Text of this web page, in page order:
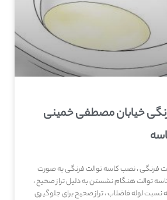
خیابان مصطفی خمینی
فرنگی ، نصب کاسه توالت فرنگی به صورت
کاسه توالت هنگام نشستن به دلیل تراز صحیح ،
لوله فاضلاب ، تراز صحیح برای جلوگیری